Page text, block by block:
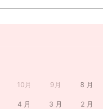
10月 9月 8 月
4 月 3 月 2 月